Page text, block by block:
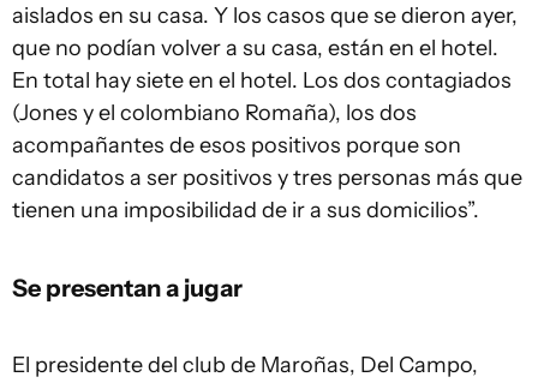
aislados en su casa. Y los casos que se dieron ayer,
que no podían volver a su casa, están en el hotel.
En total hay siete en el hotel. Los dos contagiados
(Jones y el colombiano Romaña), los dos
acompañantes de esos positivos porque son
candidatos a ser positivos y tres personas más que
tienen una imposibilidad de ir a sus domicilios”.
Se presentan a jugar
El presidente del club de Maroñas, Del Campo,